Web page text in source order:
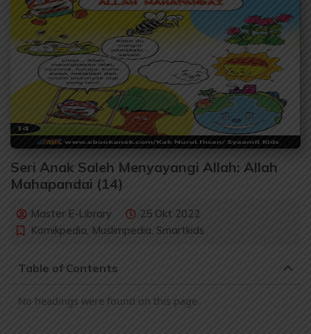
Seri Anak Saleh Menyayangi Allah: Allah
Mahapandai (14)
Master E-Library
25 Okt 2022
Komikpedia, Muslimpedia, Smartkids
Table of Contents
No headings were found on this page.